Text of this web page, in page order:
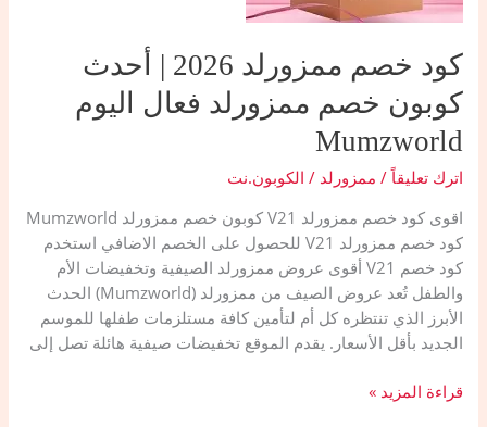
كود خصم ممزورلد 2026 | أحدث
كوبون خصم ممزورلد فعال اليوم
Mumzworld
اترك تعليقاً / ممزورلد / الكوبون.نت
اقوى كود خصم ممزورلد V21 كوبون خصم ممزورلد Mumzworld
كود خصم ممزورلد V21 للحصول على الخصم الاضافي استخدم
كود خصم V21 أقوى عروض ممزورلد الصيفية وتخفيضات الأم
والطفل تُعد عروض الصيف من ممزورلد (Mumzworld) الحدث
الأبرز الذي تنتظره كل أم لتأمين كافة مستلزمات طفلها للموسم
الجديد بأقل الأسعار. يقدم الموقع تخفيضات صيفية هائلة تصل إلى
كود
قراءة المزيد »